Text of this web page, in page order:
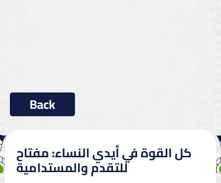
كل القوة في أيدي النساء: مفتاح
للتقدم والمستدامية